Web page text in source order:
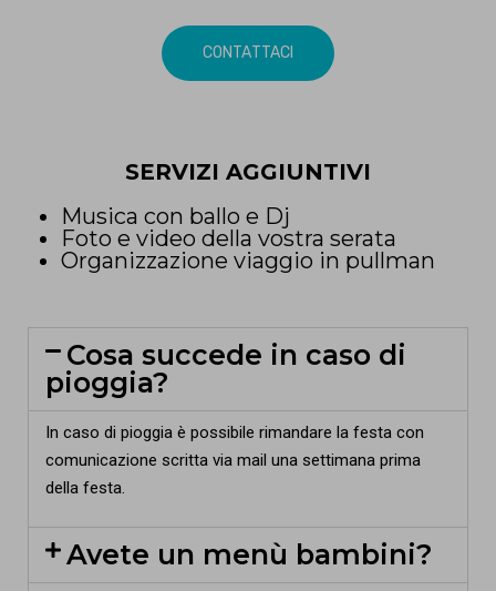
CONTATTACI
SERVIZI AGGIUNTIVI
Musica con ballo e Dj
Foto e video della vostra serata
Organizzazione viaggio in pullman
Cosa succede in caso di
pioggia?
In caso di pioggia è possibile rimandare la festa con
comunicazione scritta via mail una settimana prima
della festa.
Avete un menù bambini?